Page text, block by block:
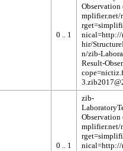
0 .. 1
Observation
0 .. 1
zib-
Observation